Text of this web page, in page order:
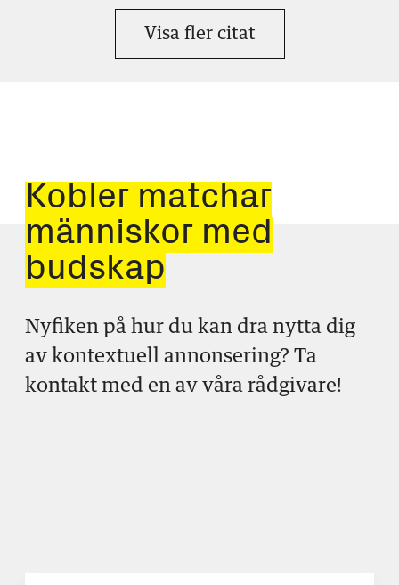
Visa fler citat
Kobler matchar
människor med
budskap
Nyfiken på hur du kan dra nytta dig
av kontextuell annonsering? Ta
kontakt med en av våra rådgivare!